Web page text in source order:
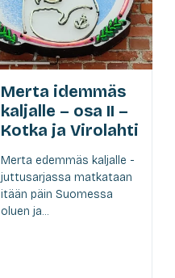
Merta idemmäs
kaljalle – osa II –
Kotka ja Virolahti
Merta edemmäs kaljalle -
juttusarjassa matkataan
itään päin Suomessa
oluen ja...